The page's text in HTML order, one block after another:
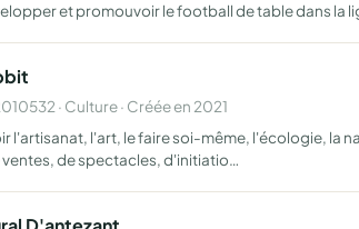
et promouvoir le football de table dans la
· Culture · Créée en 2021
l'artisanat, l'art, le faire soi-même, l'écologie, la
de spectacles, d'initiatio…